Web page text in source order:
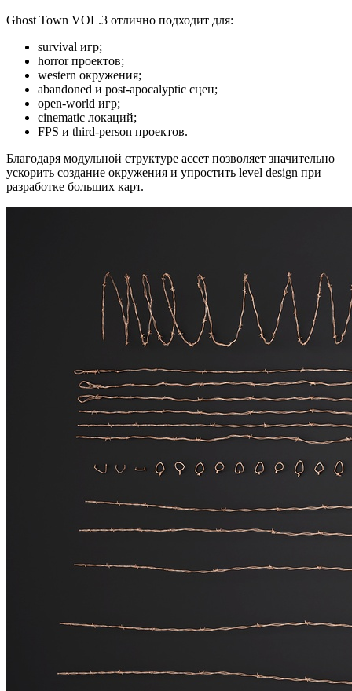
Ghost Town VOL.3 отлично подходит для:
survival игр;
horror проектов;
western окружения;
abandoned и post-apocalyptic сцен;
open-world игр;
cinematic локаций;
FPS и third-person проектов.
Благодаря модульной структуре ассет позволяет значительно
ускорить создание окружения и упростить level design при
разработке больших карт.